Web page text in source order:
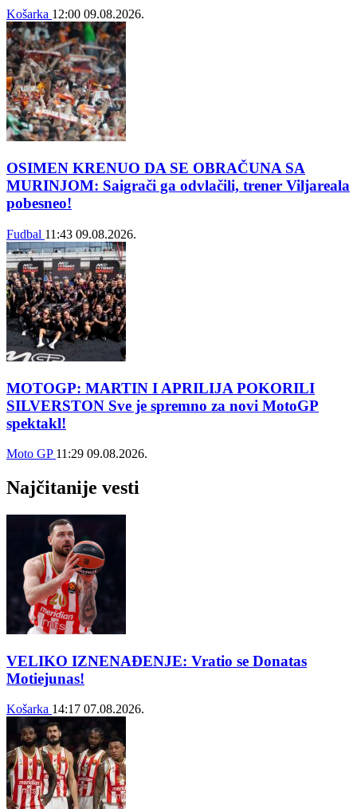
Košarka 12:00 09.08.2026.
OSIMEN KRENUO DA SE OBRAČUNA SA
MURINJOM: Saigrači ga odvlačili, trener Viljareala
pobesneo!
Fudbal 11:43 09.08.2026.
MOTOGP: MARTIN I APRILIJA POKORILI
SILVERSTON Sve je spremno za novi MotoGP
spektakl!
Moto GP 11:29 09.08.2026.
Najčitanije vesti
VELIKO IZNENAĐENJE: Vratio se Donatas
Motiejunas!
Košarka 14:17 07.08.2026.